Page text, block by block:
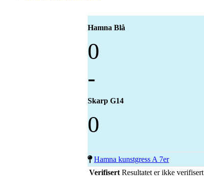
Hamna Blå
0
-
Skarp G14
0
Hamna kunstgress A 7er
Verifisert Resultatet er ikke verifisert